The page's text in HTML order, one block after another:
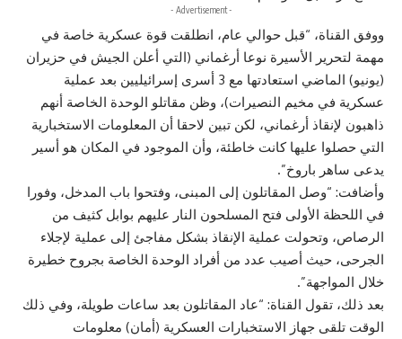
- Advertisement -
ووفق القناة، “قبل حوالي عام، انطلقت قوة عسكرية خاصة في
مهمة لتحرير الأسيرة نوعا أرغماني (التي أعلن الجيش في حزيران
(يونيو) الماضي استعادتها مع 3 أسرى إسرائيليين بعد عملية
عسكرية في مخيم النصيرات)، وظن مقاتلو الوحدة الخاصة أنهم
ذاهبون لإنقاذ أرغماني، لكن تبين لاحقا أن المعلومات الاستخبارية
التي حصلوا عليها كانت خاطئة، وأن الموجود في المكان هو أسير
يدعى ساهر باروخ”.
وأضافت: “وصل المقاتلون إلى المبنى، وفتحوا باب المدخل، وفورا
في اللحظة الأولى فتح المسلحون النار عليهم بوابل كثيف من
الرصاص، وتحولت عملية الإنقاذ بشكل مفاجئ إلى عملية لإجلاء
الجرحى، حيث أصيب عدد من أفراد الوحدة الخاصة بجروح خطيرة
خلال المواجهة”.
بعد ذلك، تقول القناة: “عاد المقاتلون بعد ساعات طويلة، وفي ذلك
الوقت تلقى جهاز الاستخبارات العسكرية (أمان) معلومات